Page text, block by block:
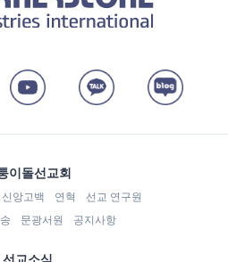
이돌선교회
신앙고백 연혁
선교 연구원
문광서원 공지사항